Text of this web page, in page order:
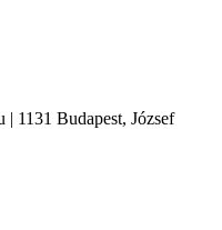
1131 Budapest, József